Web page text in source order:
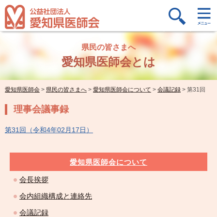
県民の皆さまへ
愛知県医師会とは
愛知県医師会 > 県民の皆さまへ > 愛知県医師会について > 会議記録 > 第31回
理事会議事録
第31回（令和4年02月17日）
愛知県医師会について
会長挨拶
会内組織構成と連絡先
会議記録